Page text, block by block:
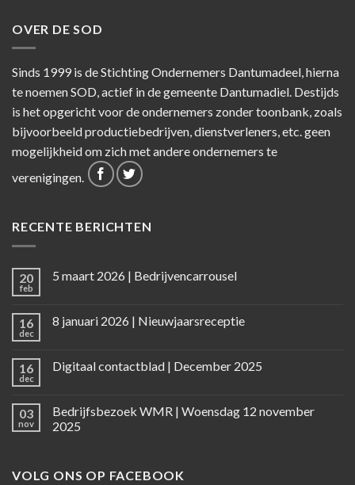
OVER DE SOD
Sinds 1999 is de Stichting Ondernemers Dantumadeel, hierna
te noemen SOD, actief in de gemeente Dantumadiel. Destijds
is het opgericht voor de ondernemers zonder toonbank, zoals
bijvoorbeeld productiebedrijven, dienstverleners, etc. geen
mogelijkheid om zich met andere ondernemers te
verenigingen.
RECENTE BERICHTEN
20
feb
5 maart 2026 | Bedrijvencarrousel
16
dec
8 januari 2026 | Nieuwjaarsreceptie
16
dec
Digitaal contactblad | December 2025
03
nov
Bedrijfsbezoek WMR | Woensdag 12 november
2025
VOLG ONS OP FACEBOOK